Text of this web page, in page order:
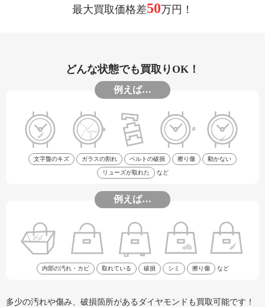
最大買取価格差50万円！
どんな状態でも買取りOK！
例えば…
文字盤のキズ ガラスの割れ ベルトの破損 擦り傷 動かない
リューズが取れた など
例えば…
内部の汚れ・カビ 取れている 破損 シミ 擦り傷 など
多少の汚れや傷み、破損箇所があるダイヤモンドも買取可能です！